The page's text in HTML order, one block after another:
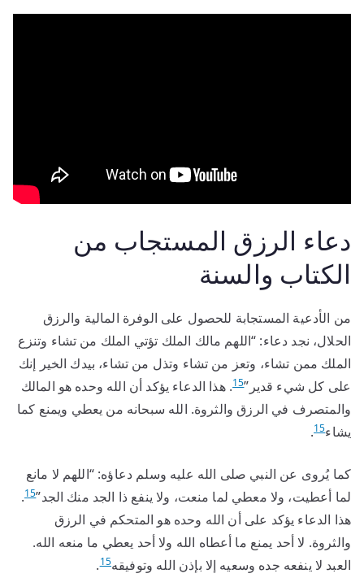
دعاء الرزق المستجاب من
الكتاب والسنة
من الأدعية المستجابة للحصول على الوفرة المالية والرزق
الحلال، نجد دعاء: “اللهم مالك الملك تؤتي الملك من تشاء وتنزع
الملك ممن تشاء، وتعز من تشاء وتذل من تشاء، بيدك الخير إنك
على كل شيء قدير”15. هذا الدعاء يؤكد أن الله وحده هو المالك
والمتصرف في الرزق والثروة. الله سبحانه من يعطي ويمنع كما
يشاء15
.
كما يُروى عن النبي صلى الله عليه وسلم دعاؤه: “اللهم لا مانع
لما أعطيت، ولا معطي لما منعت، ولا ينفع ذا الجد منك الجد”15
.
هذا الدعاء يؤكد على أن الله وحده هو المتحكم في الرزق
والثروة. لا أحد يمنع ما أعطاه الله ولا أحد يعطي ما منعه الله.
العبد لا ينفعه جده وسعيه إلا بإذن الله وتوفيقه15
.